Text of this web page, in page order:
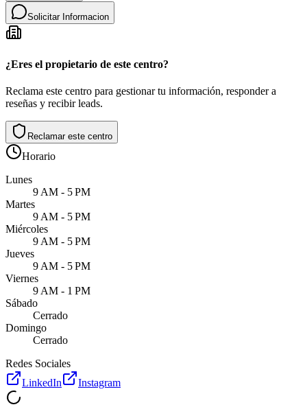
Solicitar Informacion
¿Eres el propietario de este centro?
Reclama este centro para gestionar tu información, responder a
reseñas y recibir leads.
Reclamar este centro
Horario
Lunes
9 AM - 5 PM
Martes
9 AM - 5 PM
Miércoles
9 AM - 5 PM
Jueves
9 AM - 5 PM
Viernes
9 AM - 1 PM
Sábado
Cerrado
Domingo
Cerrado
Redes Sociales
LinkedIn
Instagram